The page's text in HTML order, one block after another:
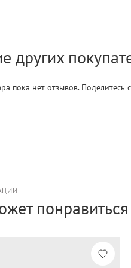
других
пока нет отзывов.
понравиться